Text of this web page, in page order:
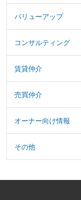
バリューアップ
コンサルティング
賃貸仲介
売買仲介
オーナー向け情報
その他